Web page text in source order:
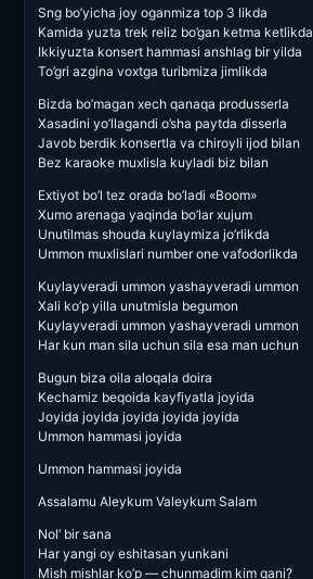
Sng bo’yicha joy oganmiza top 3 likda
Kamida yuzta trek reliz bo’gan ketma ketlikda
Ikkiyuzta konsert hammasi anshlag bir yilda
To’gri azgina voxtga turibmiza jimlikda
Bizda bo’magan xech qanaqa produsserla
Xasadini yo’llagandi o’sha paytda disserla
Javob berdik konsertla va chiroyli ijod bilan
Bez karaoke muxlisla kuyladi biz bilan
Extiyot bo’l tez orada bo’ladi «Boom»
Xumo arenaga yaqinda bo’lar xujum
Unutilmas shouda kuylaymiza jo’rlikda
Ummon muxlislari number one vafodorlikda
Kuylayveradi ummon yashayveradi ummon
Xali ko’p yilla unutmisla begumon
Kuylayveradi ummon yashayveradi ummon
Har kun man sila uchun sila esa man uchun
Bugun biza oila aloqala doira
Kechamiz beqoida kayfiyatla joyida
Joyida joyida joyida joyida joyida
Ummon hammasi joyida
Ummon hammasi joyida
Assalamu Aleykum Valeykum Salam
Nol’ bir sana
Har yangi oy eshitasan yunkani
Mish mishlar ko’p — chunmadim kim qani?